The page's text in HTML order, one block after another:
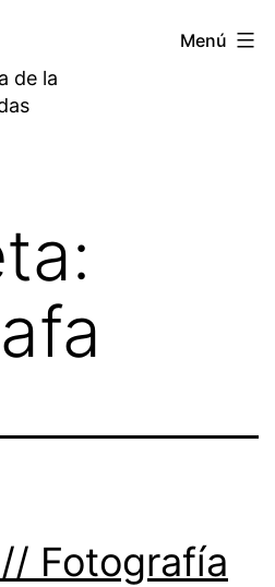
de la
Menú
Fotografía